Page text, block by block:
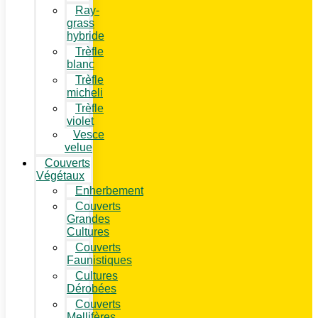
Ray-
grass
hybride
Trèfle
blanc
Trèfle
micheli
Trèfle
violet
Vesce
velue
Couverts
Végétaux
Enherbement
Couverts
Grandes
Cultures
Couverts
Faunistiques
Cultures
Dérobées
Couverts